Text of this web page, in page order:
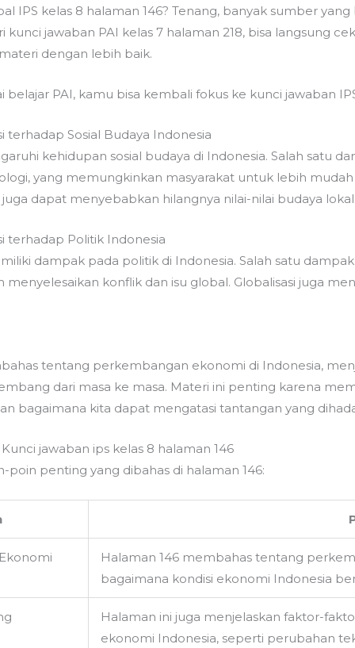
IPS kelas 8 halaman 146? Tenang, banyak sumber
kunci jawaban PAI kelas 7 halaman 218, bisa langsung cek
dengan lebih baik.
belajar PAI, kamu bisa kembali fokus ke kunci jawaban
terhadap Sosial Budaya Indonesia
kehidupan sosial budaya di Indonesia. Salah satu
yang memungkinkan masyarakat untuk lebih
juga dapat menyebabkan hilangnya nilai-nilai budaya
terhadap Politik Indonesia
dampak pada politik di Indonesia. Salah satu
menyelesaikan konflik dan isu global. Globalisasi juga
tentang perkembangan ekonomi di Indonesia,
dari masa ke masa. Materi ini penting karena
bagaimana kita dapat mengatasi tantangan yang
jawaban ips kelas 8 halaman 146
poin penting yang dibahas di halaman 146:
Halaman 146 membahas tentang
bagaimana kondisi ekonomi Indonesia
Halaman ini juga menjelaskan faktor-
ekonomi Indonesia, seperti perubahan